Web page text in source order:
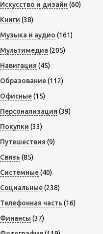
Искусство и дизайн (60)
Книги (38)
Музыка и аудио (161)
Мультимедиа (205)
Навигация (45)
Образование(112)
Офисные(15)
Персонализация (39)
Покупки (33)
Путешествия (9)
Связь (85)
Системные(40)
Социальные(238)
Телефонная часть (16)
Финансы (37)